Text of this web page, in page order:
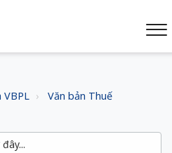
VBPL
Văn bản Thuế